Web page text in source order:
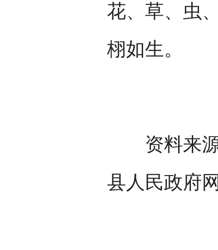
花、草、虫
栩如生。
资料来源
县人民政府